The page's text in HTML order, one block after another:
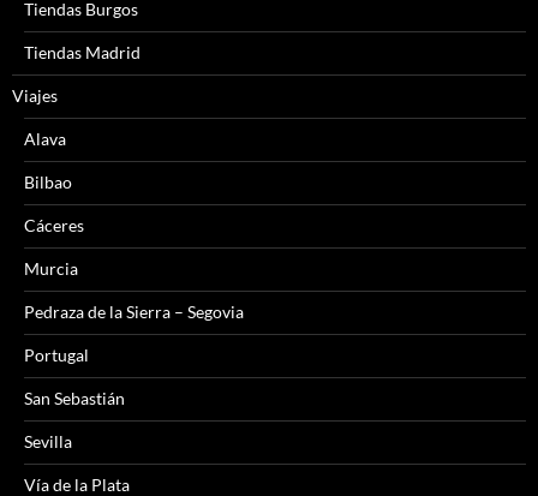
Tiendas Burgos
Tiendas Madrid
Viajes
Alava
Bilbao
Cáceres
Murcia
Pedraza de la Sierra – Segovia
Portugal
San Sebastián
Sevilla
Vía de la Plata